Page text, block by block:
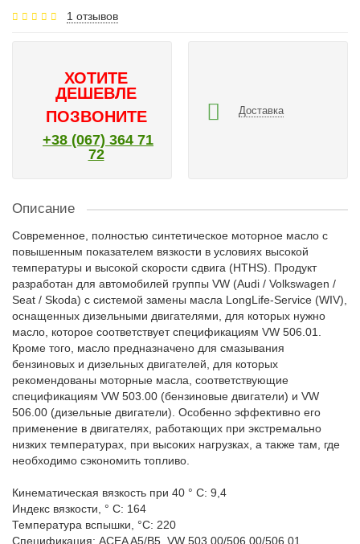
1 отзывов
ХОТИТЕ
ДЕШЕВЛЕ
ПОЗВОНИТЕ
+38 (067) 364 71
72
Доставка
Описание
Современное, полностью синтетическое моторное масло с
повышенным показателем вязкости в условиях высокой
температуры и высокой скорости сдвига (HTHS). Продукт
разработан для автомобилей группы VW (Audi / Volkswagen /
Seat / Skoda) с системой замены масла LongLife-Service (WIV),
оснащенных дизельными двигателями, для которых нужно
масло, которое соответствует спецификациям VW 506.01.
Кроме того, масло предназначено для смазывания
бензиновых и дизельных двигателей, для которых
рекомендованы моторные масла, соответствующие
спецификациям VW 503.00 (бензиновые двигатели) и VW
506.00 (дизельные двигатели). Особенно эффективно его
применение в двигателях, работающих при экстремально
низких температурах, при высоких нагрузках, а также там, где
необходимо сэкономить топливо.
Кинематическая вязкость при 40 ° С: 9,4
Индекс вязкости, ° C: 164
Температура вспышки, °C: 220
Спецификация: ACEA A5/B5, VW 503.00/506.00/506.01